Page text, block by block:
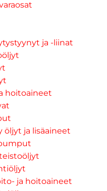
ja -liinat
hoitoaineet
öljyt ja lisäaineet
ja hoitoaineet